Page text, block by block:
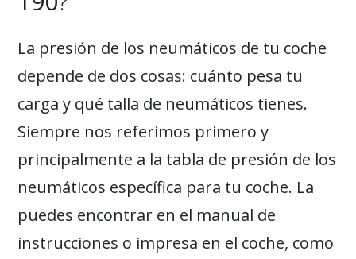
La presión de los neumáticos de tu coche
depende de dos cosas: cuánto pesa tu
carga y qué talla de neumáticos tienes.
Siempre nos referimos primero y
principalmente a la tabla de presión de los
neumáticos específica para tu coche. La
puedes encontrar en el manual de
instrucciones o impresa en el coche, como